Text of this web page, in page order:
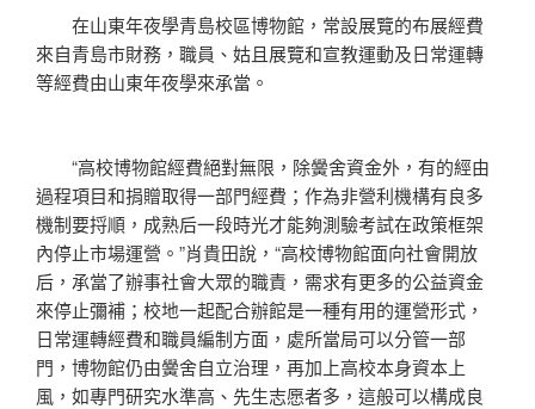
在山東年夜學青島校區博物館，常設展覽的布展經費
來自青島市財務，職員、姑且展覽和宣教運動及日常運轉
等經費由山東年夜學來承當。
“高校博物館經費絕對無限，除黌舍資金外，有的經由
過程項目和捐贈取得一部門經費；作為非營利機構有良多
機制要捋順，成熟后一段時光才能夠測驗考試在政策框架
內停止市場運營。”肖貴田說，“高校博物館面向社會開放
后，承當了辦事社會大眾的職責，需求有更多的公益資金
來停止彌補；校地一起配合辦館是一種有用的運營形式，
日常運轉經費和職員編制方面，處所當局可以分管一部
門，博物館仍由黌舍自立治理，再加上高校本身資本上
風，如專門研究水準高、先生志愿者多，這般可以構成良